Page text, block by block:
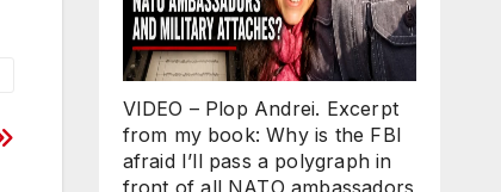
VIDEO – Plop Andrei. Excerpt
from my book: Why is the FBI
afraid I’ll pass a polygraph in
front of all NATO ambassadors